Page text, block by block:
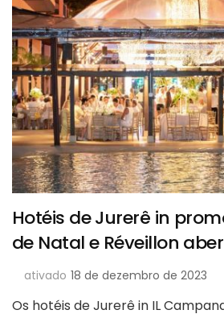
Hotéis de Jurerê in
de Natal e Réveillon
ativado 18 de dezembro de 2023
Os hotéis de Jurerê in IL